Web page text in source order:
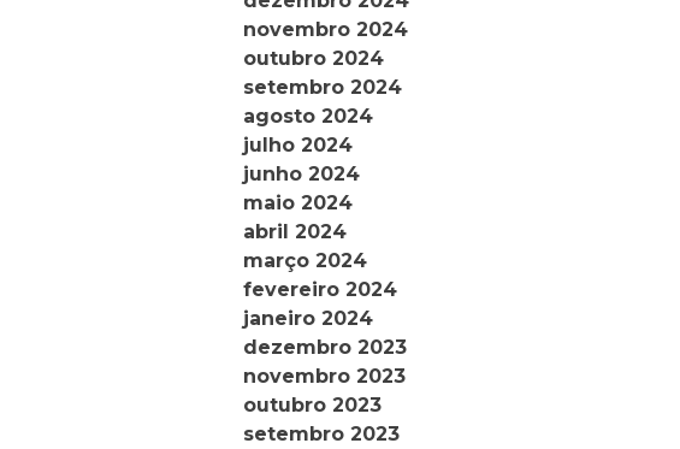
novembro 2024
outubro 2024
setembro 2024
agosto 2024
julho 2024
junho 2024
maio 2024
abril 2024
março 2024
fevereiro 2024
janeiro 2024
dezembro 2023
novembro 2023
outubro 2023
setembro 2023